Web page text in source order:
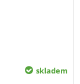
skladem